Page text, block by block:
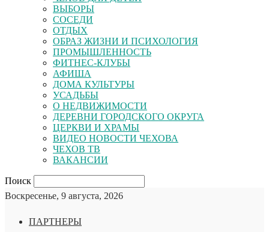
ВЫБОРЫ
СОСЕДИ
ОТДЫХ
ОБРАЗ ЖИЗНИ И ПСИХОЛОГИЯ
ПРОМЫШЛЕННОСТЬ
ФИТНЕС-КЛУБЫ
АФИША
ДОМА КУЛЬТУРЫ
УСАДЬБЫ
О НЕДВИЖИМОСТИ
ДЕРЕВНИ ГОРОДСКОГО ОКРУГА
ЦЕРКВИ И ХРАМЫ
ВИДЕО НОВОСТИ ЧЕХОВА
ЧЕХОВ ТВ
ВАКАНСИИ
Поиск
Воскресенье, 9 августа, 2026
ПАРТНЕРЫ